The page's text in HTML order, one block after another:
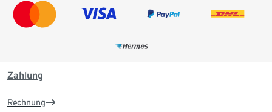
Zahlung
Rechnung